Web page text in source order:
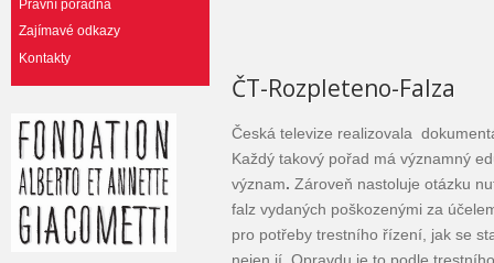
ČT-Rozpleteno-Falza
Česká televize realizovala
Každý takový pořad má významný
význam. Zároveň nastoluje otázku
falz vydaných poškozenými za
pro potřeby trestního řízení, jak se
Právní poradna
Zajímavé odkazy
Kontakty